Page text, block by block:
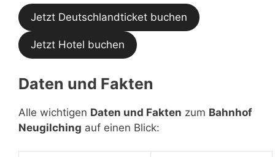
Jetzt Deutschlandticket buchen
Jetzt Hotel buchen
Daten und Fakten
Alle wichtigen Daten und Fakten zum Bahnhof
Neugilching auf einen Blick: